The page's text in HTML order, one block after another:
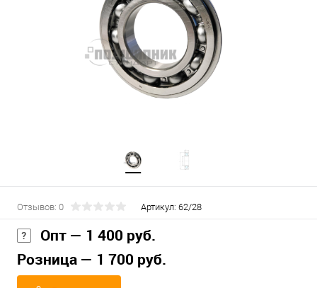
Отзывов: 0 Артикул: 62/28
Опт — 1 400 руб.
Розница — 1 700 руб.